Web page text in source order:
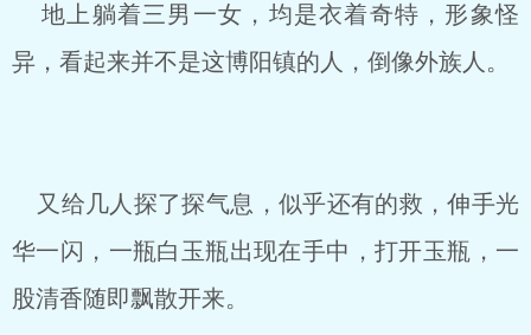
地上躺着三男一女，均是衣着奇特，形象怪
异，看起来并不是这博阳镇的人，倒像外族人。
又给几人探了探气息，似乎还有的救，伸手光
华一闪，一瓶白玉瓶出现在手中，打开玉瓶，一
股清香随即飘散开来。